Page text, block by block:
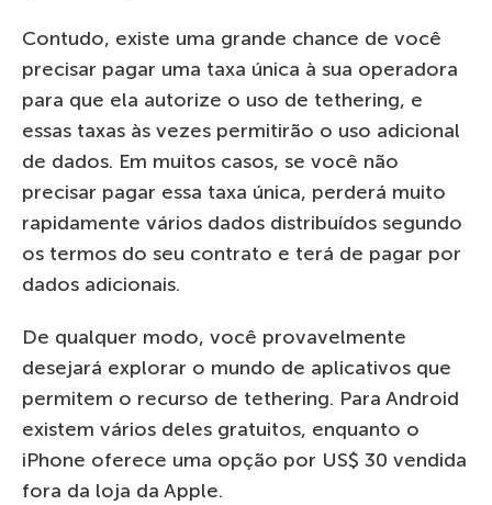
Contudo, existe uma grande chance de você
precisar pagar uma taxa única à sua operadora
para que ela autorize o uso de tethering, e
essas taxas às vezes permitirão o uso adicional
de dados. Em muitos casos, se você não
precisar pagar essa taxa única, perderá muito
rapidamente vários dados distribuídos segundo
os termos do seu contrato e terá de pagar por
dados adicionais.
De qualquer modo, você provavelmente
desejará explorar o mundo de aplicativos que
permitem o recurso de tethering. Para Android
existem vários deles gratuitos, enquanto o
iPhone oferece uma opção por US$ 30 vendida
fora da loja da Apple.